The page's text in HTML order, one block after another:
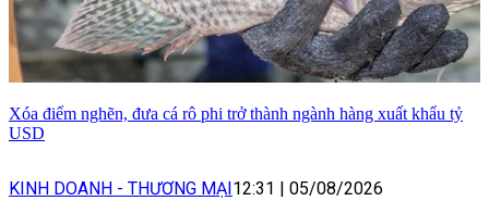
Xóa điểm nghẽn, đưa cá rô phi trở thành ngành hàng xuất khẩu tỷ
USD
KINH DOANH - THƯƠNG MẠI 12:31 05/08/2026